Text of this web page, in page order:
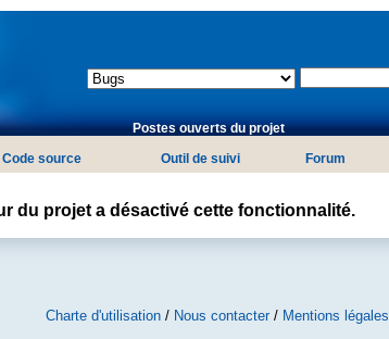
Postes ouverts du projet
Code source Outil de suivi Forum
du projet a désactivé cette fonctionnalité.
Charte d'utilisation/ Nous contacter/ Mentions légales